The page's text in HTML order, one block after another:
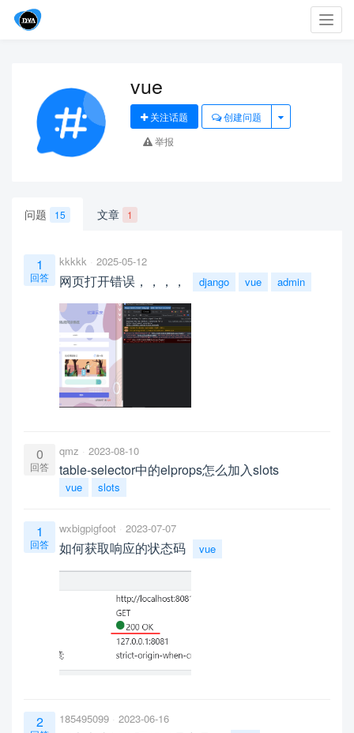
vue
关注话题
创建问题
举报
问题 15 文章 1
1
回答
kkkkk 2025-05-12
网页打开错误，，，， django vue admin
0
回答
qmz 2023-08-10
table-selector中的elprops怎么加入slots
vue slots
1
回答
wxbigpigfoot 2023-07-07
如何获取响应的状态码 vue
2 185495099 2023-06-16